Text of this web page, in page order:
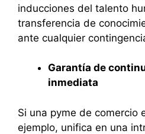
inducciones del talento
transferencia de
ante cualquier
Garantía de
inmediata
Si una pyme de comercio
ejemplo, unifica en una